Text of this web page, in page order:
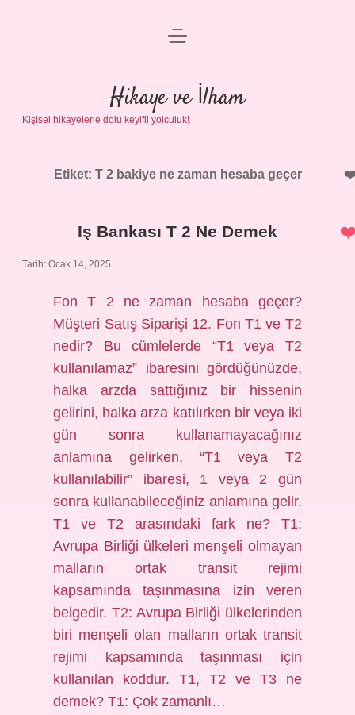
Anasayfa
Gizlilik Politikası
Yasal Uyarı
menüyü
Hikaye ve İlham
Kişisel hikayelerle dolu keyifli yolculuk!
Etiket: T 2 bakiye ne zaman hesaba geçer
Iş Bankası T 2 Ne Demek
Tarih: Ocak 14, 2025
Fon T 2 ne zaman hesaba geçer?
Müşteri Satış Siparişi 12. Fon T1 ve T2
nedir? Bu cümlelerde “T1 veya T2
kullanılamaz” ibaresini gördüğünüzde,
halka arzda sattığınız bir hissenin
gelirini, halka arza katılırken bir veya iki
gün sonra kullanamayacağınız
anlamına gelirken, “T1 veya T2
kullanılabilir” ibaresi, 1 veya 2 gün
sonra kullanabileceğiniz anlamına gelir.
T1 ve T2 arasındaki fark ne? T1:
Avrupa Birliği ülkeleri menşeli olmayan
malların ortak transit rejimi
kapsamında taşınmasına izin veren
belgedir. T2: Avrupa Birliği ülkelerinden
biri menşeli olan malların ortak transit
rejimi kapsamında taşınması için
kullanılan koddur. T1, T2 ve T3 ne
demek? T1: Çok zamanlı…